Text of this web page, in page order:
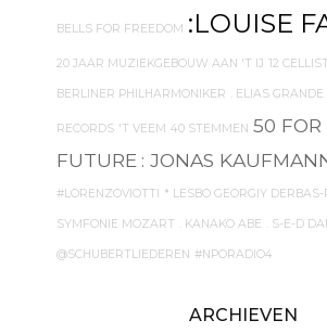
BELLS FOR FREEDOM :LOUISE
20 JAAR MUZIEKGEBOUW AAN 'T IJ 12
BERLINER PHILHARMONIKER . ELIAS GRANDE
RECORDS 'T VEEM 40 STEMMEN 50 FOR
FUTURE : JONAS
#LORENZOVIOTTI * LESBO GEORGIY
SYMFONIE MOZART . KANAKO ABE . S-E-D
@SCHUBERTLIEDEREN #NPORADIO4
ARCHIEVEN